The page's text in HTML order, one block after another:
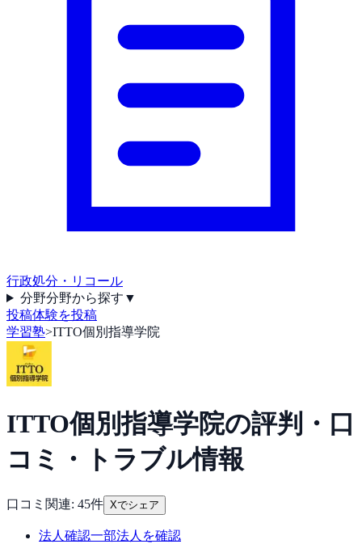
行政処分・リコール
分野分野から探す ▼
投稿体験を投稿
学習塾>ITTO個別指導学院
ITTO個別指導学院の評判・口
コミ・トラブル情報
口コミ関連: 45件 Xでシェア
法人確認一部法人を確認